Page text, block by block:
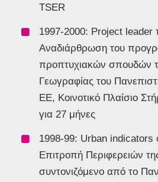
TSER
1997-2000: Project leader
Αναδιάρθρωση του
προπτυχιακών σπουδών
Γεωγραφίας του
ΕΕ, Κοινοτικό Πλαίσιο
για 27 μήνες
1998-99: Urban indicators
Επιτροπή Περιφερειών
συντονιζόμενο από το